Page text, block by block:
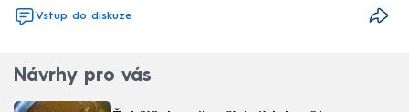
Vstup do diskuze
Návrhy pro vás